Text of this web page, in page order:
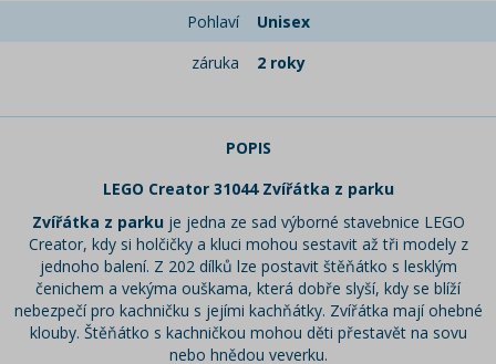
Pohlaví
Unisex
záruka
2 roky
POPIS
LEGO Creator 31044 Zvířátka z parku
Zvířátka z parku je jedna ze sad výborné stavebnice LEGO
Creator, kdy si holčičky a kluci mohou sestavit až tři modely z
jednoho balení. Z 202 dílků lze postavit štěňátko s lesklým
čenichem a vekýma ouškama, která dobře slyší, kdy se blíží
nebezpečí pro kachničku s jejími kachňátky. Zvířátka mají ohebné
klouby. Štěňátko s kachničkou mohou děti přestavět na sovu
nebo hnědou veverku.